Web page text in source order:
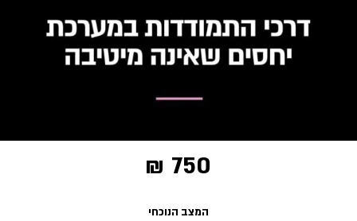
דרכי התמודדות במערכת יחסים
שאינה מיטיבה
750 ₪
המצב הנוכחי